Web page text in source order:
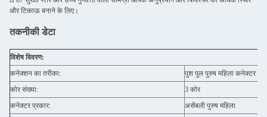
और टिकाऊ बनाने के लिए।
तकनीकी डेटा
विशेष विवरण:
कनेक्शन का तरीका:
पुश पुल पुरुष महिला कनेक्टर
कोर संख्या:
3 कोर
कनेक्टर प्रकार:
असेंबली पुरुष महिला